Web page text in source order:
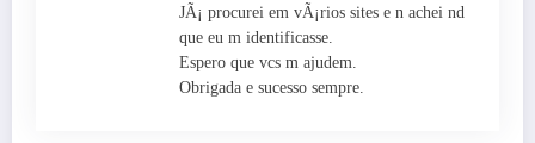
JÃ¡ procurei em vÃ¡rios sites e n achei nd
que eu m identificasse.
Espero que vcs m ajudem.
Obrigada e sucesso sempre.